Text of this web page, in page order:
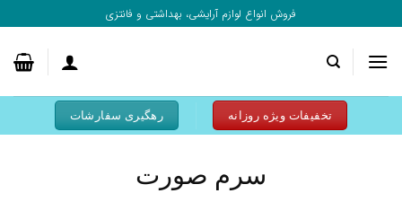
محتوا
بروید
فروش انواع لوازم آرایشی، بهداشتی و فانتزی
تخفیفات ویژه روزانه رهگیری سفارشات
سرم صورت